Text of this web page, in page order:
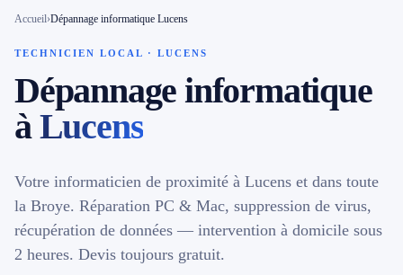
Cyber Clinique
Services
Réparation téléphone
Blog
Contact
Accueil›Dépannage informatique Lucens
TECHNICIEN LOCAL · LUCENS
Dépannage informatique
àLucens
Votre informaticien de proximité à Lucens et dans toute
la Broye. Réparation PC & Mac, suppression de virus,
récupération de données — intervention à domicile sous
2 heures. Devis toujours gratuit.